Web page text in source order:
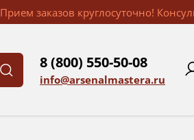
Прием заказов круглосуточно!
8 (800) 550-50-08
info@arsenalmastera.ru